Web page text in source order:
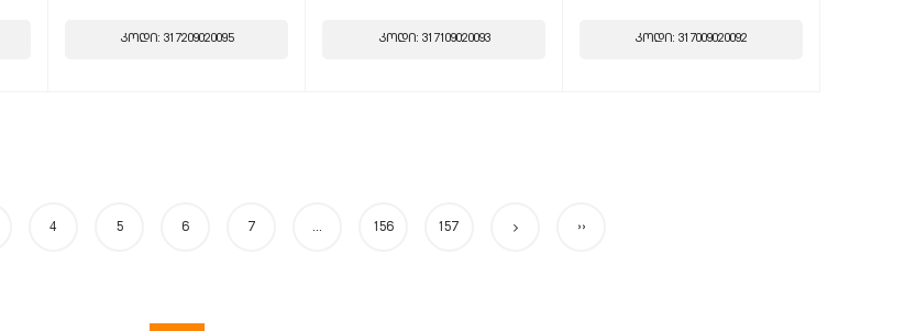
კოდი: 317209020095 კოდი: 317109020093 კოდი: 317009020092
4 5 6 7 ... 156 157 ››